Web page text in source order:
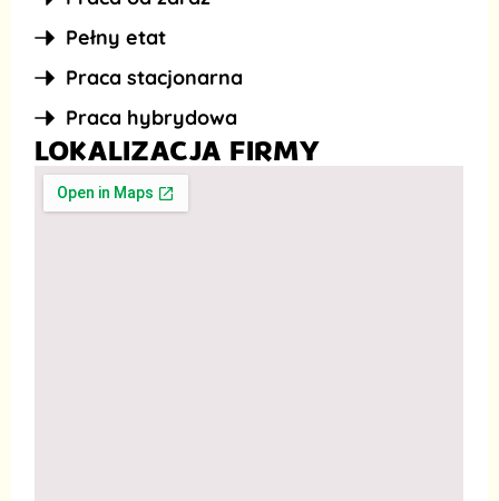
Pełny etat
Praca stacjonarna
Praca hybrydowa
LOKALIZACJA FIRMY